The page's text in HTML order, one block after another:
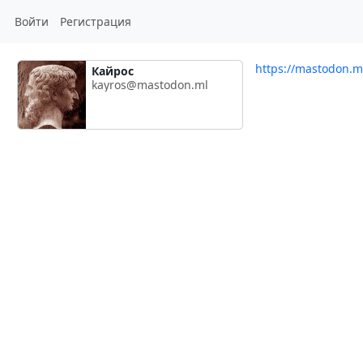
Войти Регистрация
Кайрос
kayros@mastodon.ml
https://